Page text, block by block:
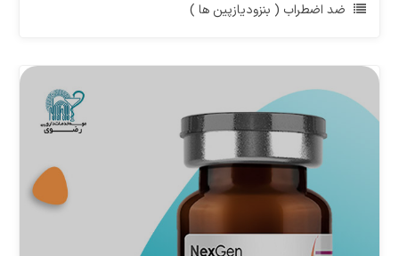
ضد اضطراب ( بنزودیازپین ها )